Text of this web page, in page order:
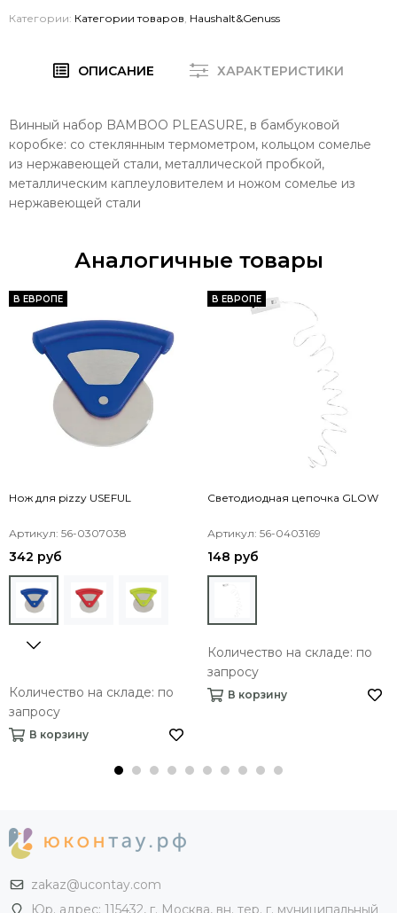
Категории: Категории товаров Haushalt&Genuss
ОПИСАНИЕ ХАРАКТЕРИСТИКИ
Винный набор BAMBOO PLEASURE, в бамбуковой
коробке: со стеклянным термометром, кольцом сомелье
из нержавеющей стали, металлической пробкой,
металлическим каплеуловителем и ножом сомелье из
нержавеющей стали
Аналогичные товары
В ЕВРОПЕ
Нож для pizzy USEFUL
Артикул: 56-0307038
342 руб
Количество на складе: по
запросу
В корзину
В ЕВРОПЕ
Светодиодная цепочка GLOW
Артикул: 56-0403169
148 руб
Количество на складе: по
запросу
В корзину
zakaz@ucontay.com
Юр. адрес: 115432, г. Москва, вн. тер. г. муниципальный